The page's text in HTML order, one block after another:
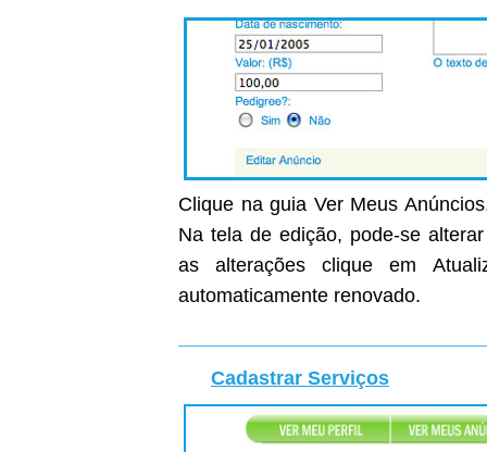
Clique na guia Ver Meus
Na tela de edição, pode-se
as alterações clique em
automaticamente renovado.
Cadastrar Serviços